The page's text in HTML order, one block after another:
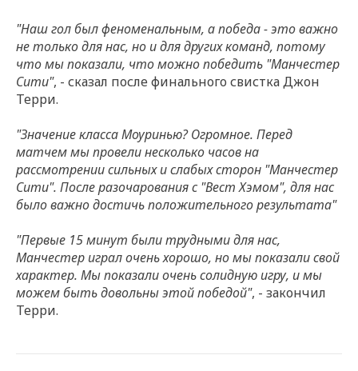
"Наш гол был феноменальным, а победа - это важно
не только для нас, но и для других команд, потому
что мы показали, что можно победить "Манчестер
Сити", - сказал после финального свистка Джон
Терри.
"Значение класса Моуринью? Огромное. Перед
матчем мы провели несколько часов на
рассмотрении сильных и слабых сторон "Манчестер
Сити". После разочарования с "Вест Хэмом", для нас
было важно достичь положительного результата"
"Первые 15 минут были трудными для нас,
Манчестер играл очень хорошо, но мы показали свой
характер. Мы показали очень солидную игру, и мы
можем быть довольны этой победой", - закончил
Терри.